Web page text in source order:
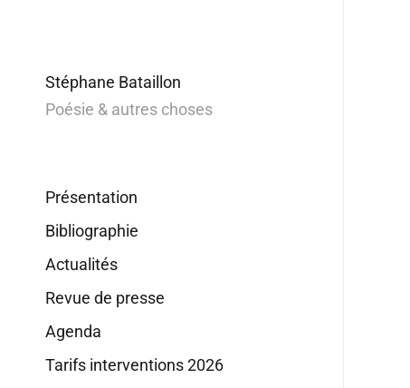
Stéphane Bataillon
Poésie & autres choses
Présentation
Bibliographie
Actualités
Revue de presse
Agenda
Tarifs interventions 2026